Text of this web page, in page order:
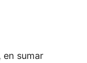
en sumar